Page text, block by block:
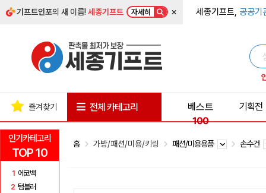
기프트인포의 새 이름!세종기프트 자세히 × 세종기프트, 공공기
인기카테고리
TOP 10
1 에코백
2 텀블러
즐겨찾기 전체 카테고리
베스트
100
기획전
홈 가방/패션/미용/키링 패션/미용용품 손수건